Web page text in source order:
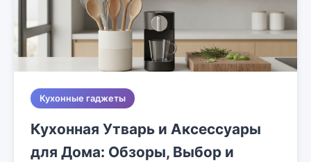
Кухонные гаджеты
Кухонная Утварь и Аксессуары
для Дома: Обзоры, Выбор и